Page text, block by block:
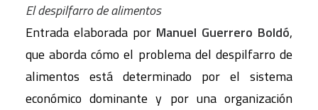
El despilfarro de alimentos
Entrada elaborada por Manuel Guerrero Boldó,
que aborda cómo el problema del despilfarro de
alimentos está determinado por el sistema
económico dominante y por una organización